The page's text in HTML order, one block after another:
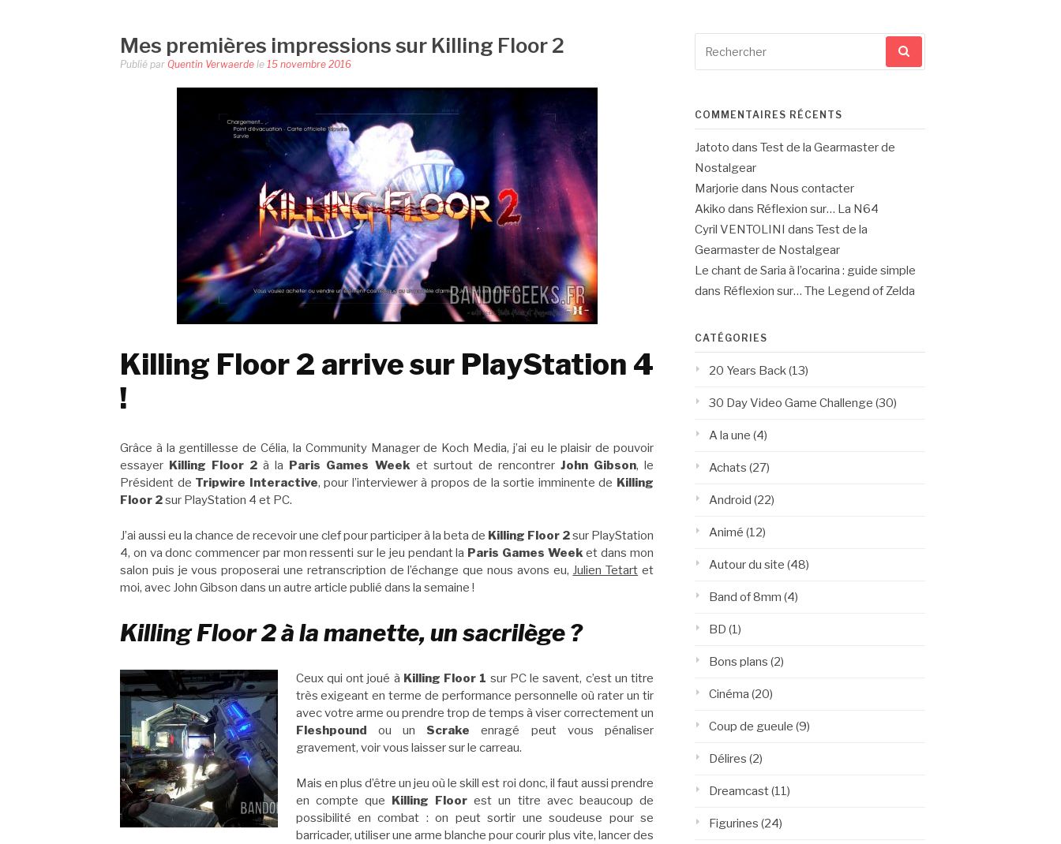
Mes premières impressions sur Killing Floor 2
Publié par Quentin Verwaerde le 15 novembre 2016
Killing Floor 2 arrive sur PlayStation 4
!
Grâce à la gentillesse de Célia, la Community Manager de Koch Media, j’ai eu le plaisir de pouvoir
essayer Killing Floor 2 à la Paris Games Weeket surtout de rencontrer John Gibson, le
Président de Tripwire Interactive, pour l’interviewer à propos de la sortie imminente de Killing
Floor 2sur PlayStation 4 et PC.
J’ai aussi eu la chance de recevoir une clef pour participer à la beta de Killing Floor 2sur PlayStation
4, on va donc commencer par mon ressenti sur le jeu pendant la Paris Games Weeket dans mon
salon puis je vous proposerai une retranscription de l’échange que nous avons eu, Julien Tetart et
moi, avec John Gibson dans un autre article publié dans la semaine !
Killing Floor 2 à la manette, un sacrilège ?
Ceux qui ont joué à Killing Floor 1 sur PC le savent, c’est un titre
très exigeant en terme de performance personnelle où rater un tir
avec votre arme ou prendre trop de temps à viser correctement un
Fleshpound
ou un Scrake enragé peut vous pénaliser
gravement, voir vous laisser sur le carreau.
Mais en plus d’être un jeu où le skill est roi donc, il faut aussi prendre
en compte que Killing Floor est un titre avec beaucoup de
possibilité en combat : on peut sortir une soudeuse pour se
barricader, utiliser une arme blanche pour courir plus vite, lancer des
pour
COMMENTAIRES RÉCENTS
Jatoto dans Test de la Gearmaster de
Nostalgear
Marjorie dans Nous contacter
Akiko dans Réflexion sur… La N64
Cyril VENTOLINI dans Test de la
Gearmaster de Nostalgear
Le chant de Saria à l’ocarina : guide simple
dans Réflexion sur… The Legend of Zelda
CATÉGORIES
20 Years Back (13)
30 Day Video Game Challenge (30)
A la une (4)
Achats (27)
Android (22)
Animé (12)
Autour du site (48)
Band of 8mm (4)
BD (1)
Bons plans (2)
Cinéma (20)
Coup de gueule (9)
Délires (2)
Dreamcast(11)
Figurines (24)